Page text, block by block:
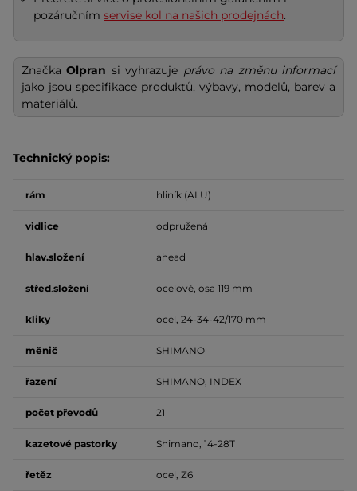
pozáručnímservise kol na našich prodejnách.
ZnačkaOlpran si vyhrazuje právo na změnu informací
jako jsou specifikace produktů, výbavy, modelů, barev a
materiálů.
Technický popis:
rám hliník (ALU)
vidlice odpružená
hlav.složení ahead
střed.složení ocelové, osa 119 mm
kliky ocel, 24-34-42/170 mm
měnič SHIMANO
řazení SHIMANO, INDEX
počet převodů 21
kazetové pastorky Shimano, 14-28T
řetěz ocel, Z6